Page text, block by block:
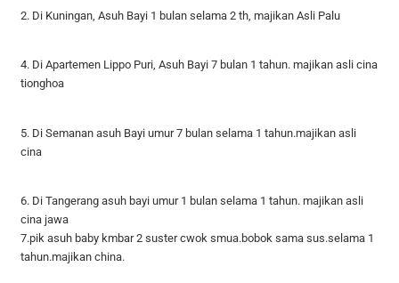
2. Di Kuningan, Asuh Bayi 1 bulan selama 2 th, majikan Asli Palu
4. Di Apartemen Lippo Puri, Asuh Bayi 7 bulan 1 tahun. majikan asli cina
tionghoa
5. Di Semanan asuh Bayi umur 7 bulan selama 1 tahun.majikan asli
cina
6. Di Tangerang asuh bayi umur 1 bulan selama 1 tahun. majikan asli
cina jawa
7.pik asuh baby kmbar 2 suster cwok smua.bobok sama sus.selama 1
tahun.majikan china.